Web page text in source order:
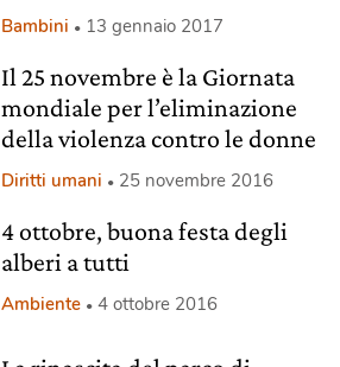
Bambini 13 gennaio 2017
Il 25 novembre è la Giornata
mondiale per l’eliminazione
della violenza contro le donne
Diritti umani 25 novembre 2016
4 ottobre, buona festa degli
alberi a tutti
Ambiente 4 ottobre 2016